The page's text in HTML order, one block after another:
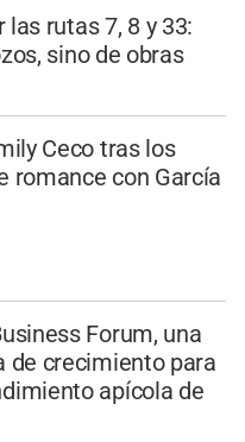
rutas 7, 8 y 33:
sino de obras
Ceco tras los
romance con García
Forum, una
de crecimiento para
apícola de